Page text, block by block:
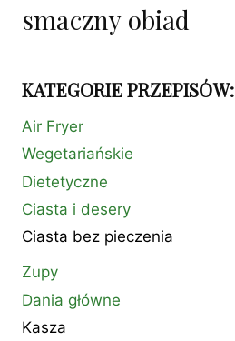
smaczny obiad
KATEGORIE PRZEPISÓW:
Air Fryer
Wegetariańskie
Dietetyczne
Ciasta i desery
Ciasta bez pieczenia
Zupy
Dania główne
Kasza